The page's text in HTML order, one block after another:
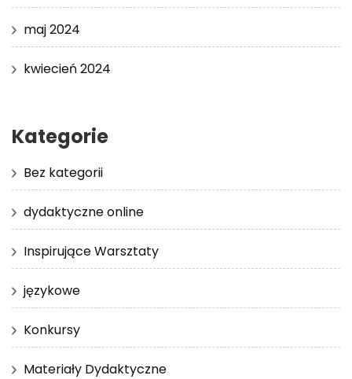
maj 2024
kwiecień 2024
Kategorie
Bez kategorii
dydaktyczne online
Inspirujące Warsztaty
językowe
Konkursy
Materiały Dydaktyczne